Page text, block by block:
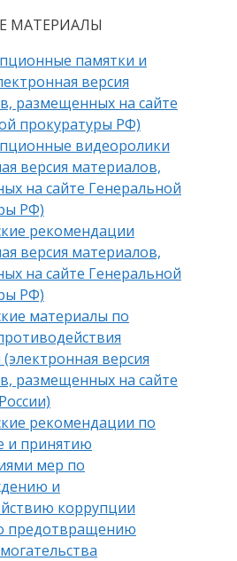
МАТЕРИАЛЫ
памятки и
версия
размещенных на сайте
прокуратуры РФ)
видеоролики
версия материалов,
на сайте Генеральной
РФ)
рекомендации
версия материалов,
на сайте Генеральной
РФ)
материалы по
версия
размещенных на сайте
рекомендации по
и принятию
мер по
и
коррупции
предотвращению